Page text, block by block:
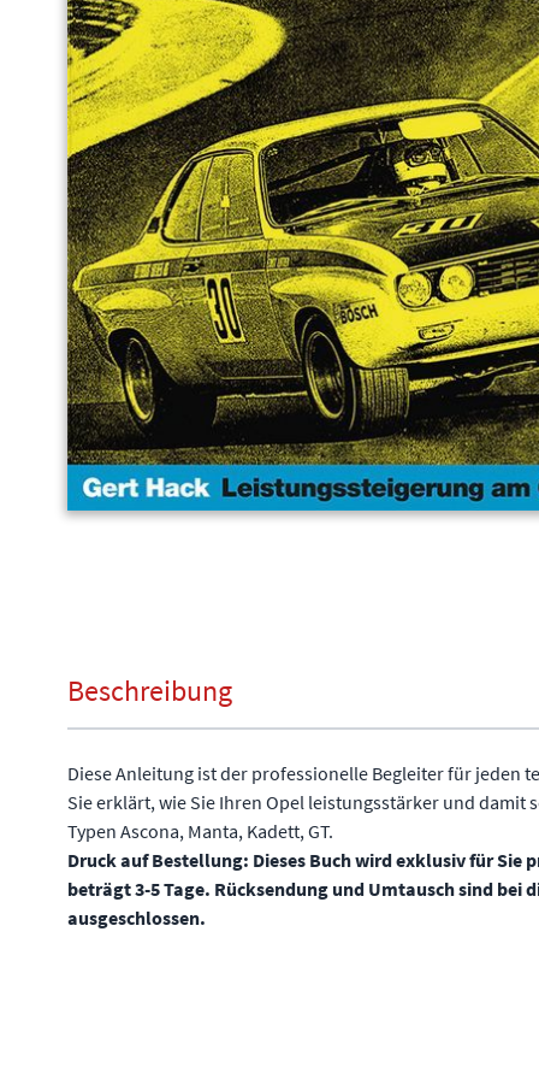
Beschreibung
Diese Anleitung ist der professionelle Begleiter für jeden
Sie erklärt, wie Sie Ihren Opel leistungsstärker und damit
Typen Ascona, Manta, Kadett, GT.
Druck auf Bestellung: Dieses Buch wird exklusiv für Sie
beträgt 3-5 Tage. Rücksendung und Umtausch sind bei
ausgeschlossen.